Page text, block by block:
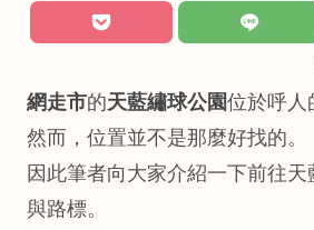
網走市的天藍繡球公園位於呼人
然而，位置並不是那麼好找的。
因此筆者向大家介紹一下前往
與路標。